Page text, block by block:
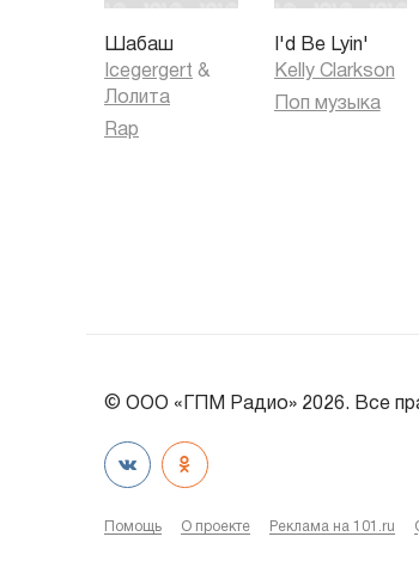
Шабаш
Icegergert &
Лолита
Rap
I'd Be Lyin'
Kelly Clarkson
Поп музыка
© ООО «ГПМ Радио» 2026. Все
Помощь О проекте Реклама на 101.ru